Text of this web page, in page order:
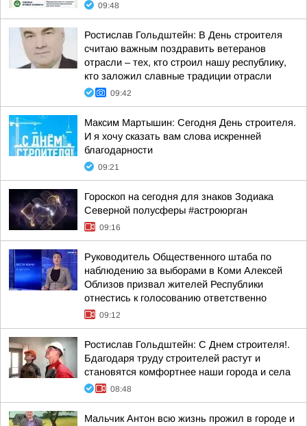
09:48
Ростислав Гольдштейн: В День строителя
считаю важным поздравить ветеранов
отрасли – тех, кто строил нашу республику,
кто заложил славные традиции отрасли
09:42
Максим Мартышин: Сегодня День строителя.
И я хочу сказать вам слова искренней
благодарности
09:21
Гороскоп на сегодня для знаков Зодиака
Северной полусферы #астроюрган
09:16
Руководитель Общественного штаба по
наблюдению за выборами в Коми Алексей
Облизов призвал жителей Республики
отнестись к голосованию ответственно
09:12
Ростислав Гольдштейн: С Днем строителя!.
Бдагодаря труду строителей растут и
становятся комфортнее наши города и села
08:48
Мальчик Антон всю жизнь прожил в городе и